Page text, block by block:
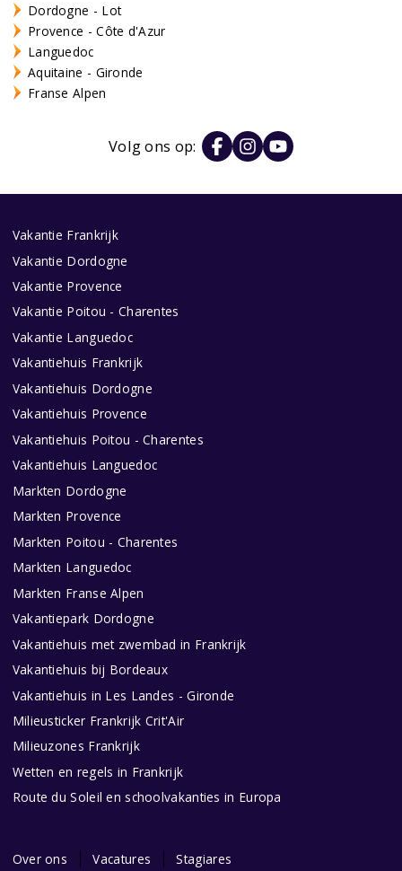
Dordogne - Lot
Provence - Côte d'Azur
Languedoc
Aquitaine - Gironde
Franse Alpen
Volg ons op:
Vakantie Frankrijk
Vakantie Dordogne
Vakantie Provence
Vakantie Poitou - Charentes
Vakantie Languedoc
Vakantiehuis Frankrijk
Vakantiehuis Dordogne
Vakantiehuis Provence
Vakantiehuis Poitou - Charentes
Vakantiehuis Languedoc
Markten Dordogne
Markten Provence
Markten Poitou - Charentes
Markten Languedoc
Markten Franse Alpen
Vakantiepark Dordogne
Vakantiehuis met zwembad in Frankrijk
Vakantiehuis bij Bordeaux
Vakantiehuis in Les Landes - Gironde
Milieusticker Frankrijk Crit'Air
Milieuzones Frankrijk
Wetten en regels in Frankrijk
Route du Soleil en schoolvakanties in Europa
Over ons Vacatures Stagiares